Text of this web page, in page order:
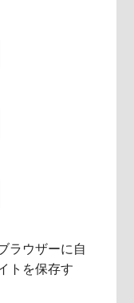
ラウザーに自
トを保存す